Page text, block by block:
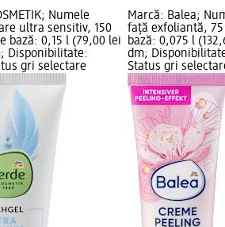
Numele
ultra sensitiv, 150
bază: 0,15 l (79,00 lei
Disponibilitate:
gri selectare
Marcă: Balea;
față exfoliantă,
bază: 0,075 l
dm;
Status gri